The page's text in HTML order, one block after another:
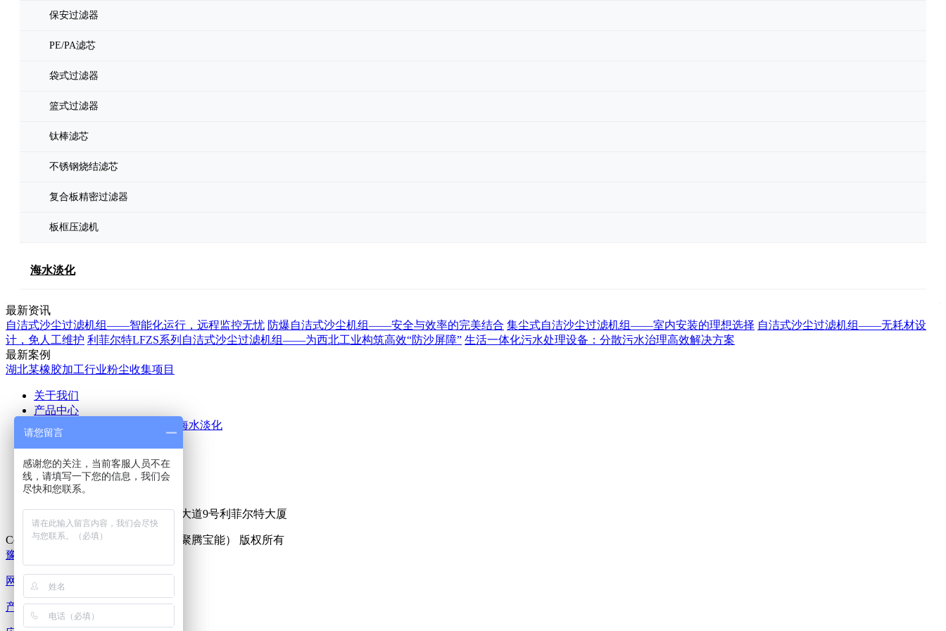
保安过滤器
PE/PA滤芯
袋式过滤器
篮式过滤器
钛棒滤芯
不锈钢烧结滤芯
复合板精密过滤器
板框压滤机
海水淡化
最新资讯
自洁式沙尘过滤机组——智能化运行，远程监控无忧 防爆自洁式沙尘机组——安全与效率的完美结合 集尘式自洁沙尘过滤机组——室内安装的理想选择 自洁式沙尘过滤机组——无耗材设
计，免人工维护 利菲尔特LFZS系列自洁式沙尘过滤机组——为西北工业构筑高效“防沙屏障” 生活一体化污水处理设备：分散污水治理高效解决方案
最新案例
湖北某橡胶加工行业粉尘收集项目
关于我们
产品中心
空气除尘
海水淡化
应用案例
公司新闻 行业新闻
联系我们
公司地址：新乡市牧野区宏力大道9号利菲尔特大厦
Copyright © 2025 利菲尔特（商标：聚腾宝能） 版权所有
豫ICP备18000213号-15
网站首页
产品中心
请您留言
感谢您的关注，当前客服人员不在
线，请填写一下您的信息，我们会
尽快和您联系。